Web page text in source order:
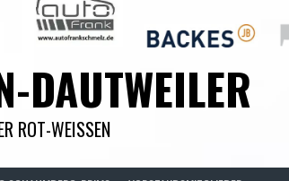
DAUTWEILER
ROT-WEISSEN